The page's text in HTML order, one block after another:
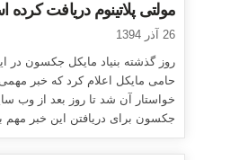
مولتی پلاتینوم دریافت
26 آذر 1394
روز گذشته بنیاد مایکل جکسون در
حامی مایکل اعلام کرد که خبر
خواستار آن شد تا روز بعد از وب
جکسون برای دریافتن این خبر مهم